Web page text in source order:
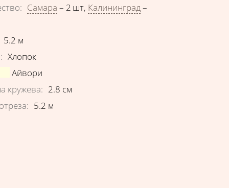
: Самара – 2 шт, Калининград–
5.2 м
: Хлопок
Айвори
кружева: 2.8 см
: 5.2 м